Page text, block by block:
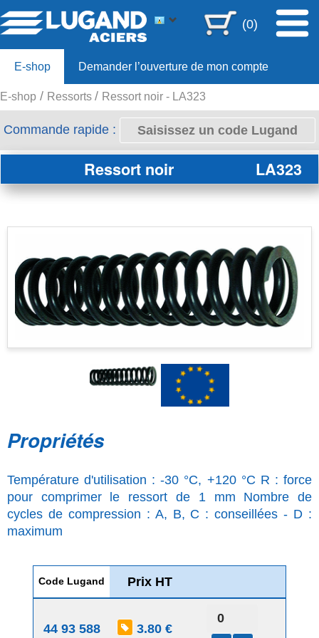
(0)
E-shop Demander l’ouverture de mon compte
Offre 80ans
E-shop Ressorts Ressort noir - LA323
Commande rapide :
Ressort noir LA323
Propriétés
Température d'utilisation : -30 °C, +120 °C R : force
pour comprimer le ressort de 1 mm Nombre de
cycles de compression : A, B, C : conseillées - D :
maximum
Code Lugand Prix HT
44 93 588 3.80 €